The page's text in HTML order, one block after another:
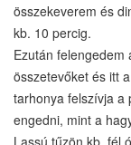
összekeverem és
kb. 10 percig.
Ezután felengedem
összetevőket és itt
tarhonya felszívja a
engedni, mint a
Lassú tűzön kb. fél